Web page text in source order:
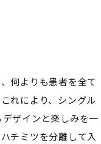
何よりも患者を全て
れにより、シングル
ザインと楽しみを一
チミツを分離して入